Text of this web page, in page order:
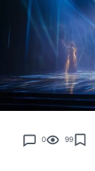
0 99